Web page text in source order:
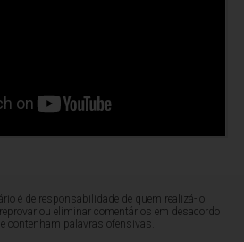
é de responsabilidade de quem realizá-lo.
ou eliminar comentários em desacordo
contenham palavras ofensivas.